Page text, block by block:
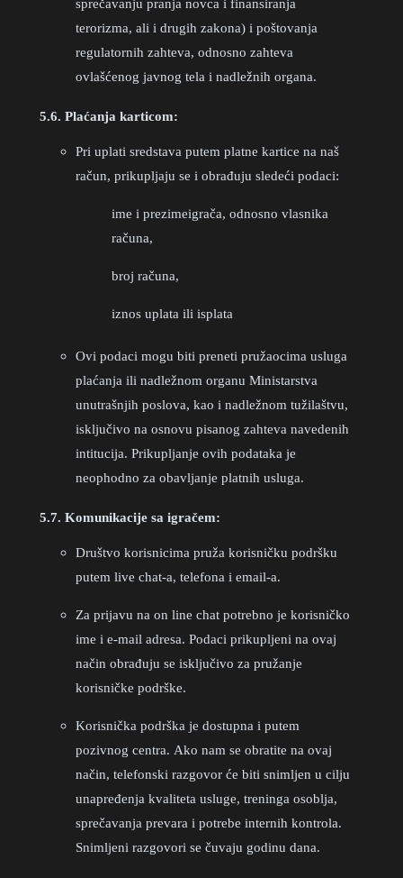
sprečavanju pranja novca i finansiranja
terorizma, ali i drugih zakona) i poštovanja
regulatornih zahteva, odnosno zahteva
ovlašćenog javnog tela i nadležnih organa.
5.6. Plaćanja karticom:
Pri uplati sredstava putem platne kartice na naš
račun, prikupljaju se i obrađuju sledeći podaci:
ime i prezimeigrača, odnosno vlasnika
računa,
broj računa,
iznos uplata ili isplata
Ovi podaci mogu biti preneti pružaocima usluga
plaćanja ili nadležnom organu Ministarstva
unutrašnjih poslova, kao i nadležnom tužilaštvu,
isključivo na osnovu pisanog zahteva navedenih
intitucija. Prikupljanje ovih podataka je
neophodno za obavljanje platnih usluga.
5.7. Komunikacije sa igračem:
Društvo korisnicima pruža korisničku podršku
putem live chat-a, telefona i email-a.
Za prijavu na on line chat potrebno je korisničko
ime i e-mail adresa. Podaci prikupljeni na ovaj
način obrađuju se isključivo za pružanje
korisničke podrške.
Korisnička podrška je dostupna i putem
pozivnog centra. Ako nam se obratite na ovaj
način, telefonski razgovor će biti snimljen u cilju
unapređenja kvaliteta usluge, treninga osoblja,
sprečavanja prevara i potrebe internih kontrola.
Snimljeni razgovori se čuvaju godinu dana.